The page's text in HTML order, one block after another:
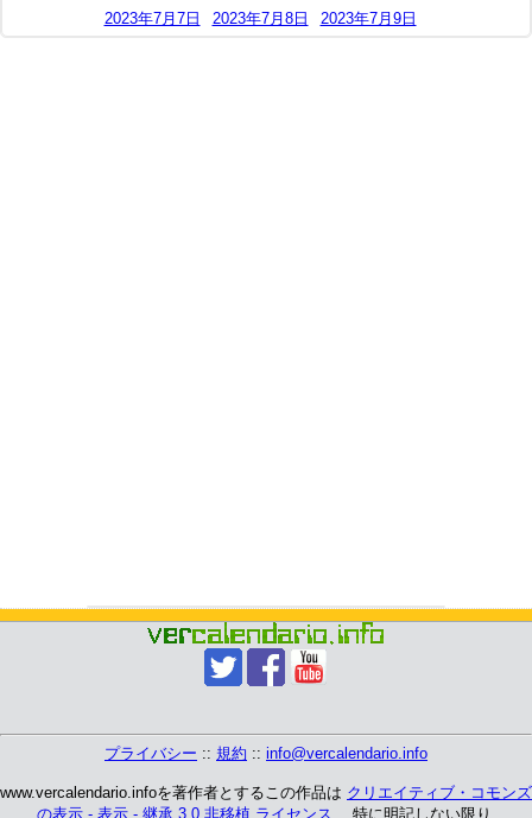
2023年7月7日
2023年7月8日 2023年7月9日
プライバシー :: 規約 :: info@vercalendario.info
www.vercalendario.infoを著作者とするこの作品は クリエイティブ・コモンズ
の表示 - 表示 - 継承 3.0 非移植 ライセンス 、 特に明記しない限り.